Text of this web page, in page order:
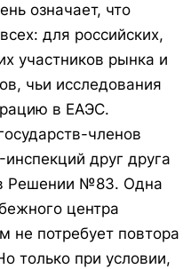
означает, что
для российских,
участников рынка и
чьи исследования
в ЕАЭС.
членов
инспекций друг друга
Решении №83. Одна
центра
не потребует повтора
только при условии,